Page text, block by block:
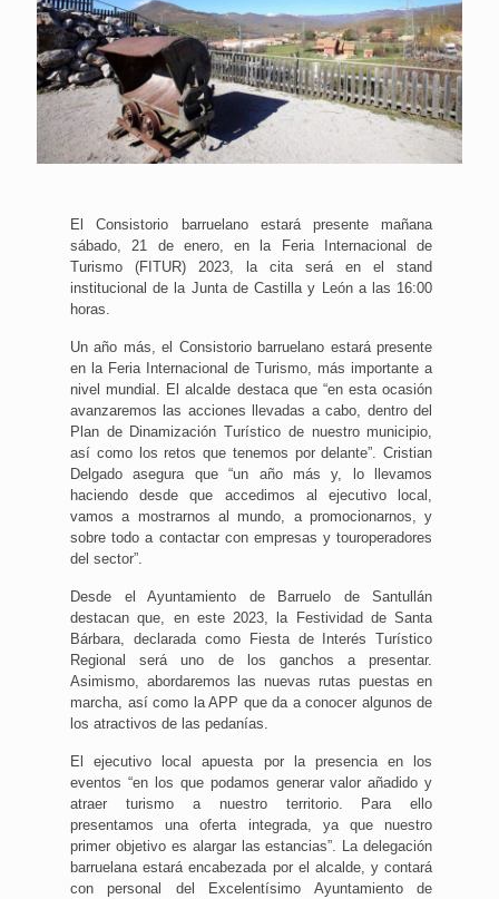
El Consistorio barruelano estará presente mañana
sábado, 21 de enero, en la Feria Internacional de
Turismo (FITUR) 2023, la cita será en el stand
institucional de la Junta de Castilla y León a las 16:00
horas.
Un año más, el Consistorio barruelano estará presente
en la Feria Internacional de Turismo, más importante a
nivel mundial. El alcalde destaca que “en esta ocasión
avanzaremos las acciones llevadas a cabo, dentro del
Plan de Dinamización Turístico de nuestro municipio,
así como los retos que tenemos por delante”. Cristian
Delgado asegura que “un año más y, lo llevamos
haciendo desde que accedimos al ejecutivo local,
vamos a mostrarnos al mundo, a promocionarnos, y
sobre todo a contactar con empresas y touroperadores
del sector”.
Desde el Ayuntamiento de Barruelo de Santullán
destacan que, en este 2023, la Festividad de Santa
Bárbara, declarada como Fiesta de Interés Turístico
Regional será uno de los ganchos a presentar.
Asimismo, abordaremos las nuevas rutas puestas en
marcha, así como la APP que da a conocer algunos de
los atractivos de las pedanías.
El ejecutivo local apuesta por la presencia en los
eventos “en los que podamos generar valor añadido y
atraer turismo a nuestro territorio. Para ello
presentamos una oferta integrada, ya que nuestro
primer objetivo es alargar las estancias”. La delegación
barruelana estará encabezada por el alcalde, y contará
con personal del Excelentísimo Ayuntamiento de